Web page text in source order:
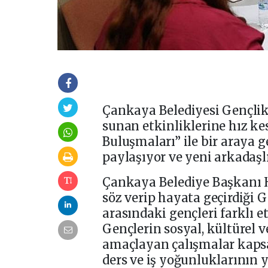
Çankaya Belediyesi
sunan etkinliklerine hız
Buluşmaları” ile bir araya
paylaşıyor ve yeni
Çankaya Belediye
söz verip hayata geçirdiği
arasındaki gençleri farklı
Gençlerin sosyal, kültürel
amaçlayan çalışmalar
ders ve iş